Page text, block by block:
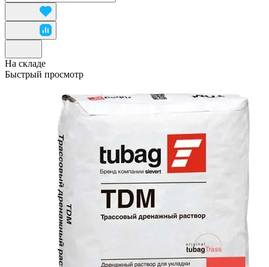
На складе
Быстрый просмотр